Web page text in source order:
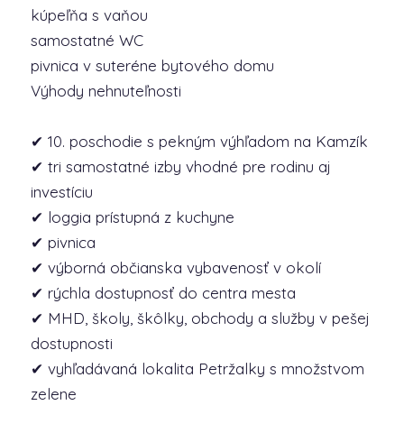
kúpeľňa s vaňou
samostatné WC
pivnica v suteréne bytového domu
Výhody nehnuteľnosti
✔ 10. poschodie s pekným výhľadom na Kamzík
✔ tri samostatné izby vhodné pre rodinu aj
investíciu
✔ loggia prístupná z kuchyne
✔ pivnica
✔ výborná občianska vybavenosť v okolí
✔ rýchla dostupnosť do centra mesta
✔ MHD, školy, škôlky, obchody a služby v pešej
dostupnosti
✔ vyhľadávaná lokalita Petržalky s množstvom
zelene